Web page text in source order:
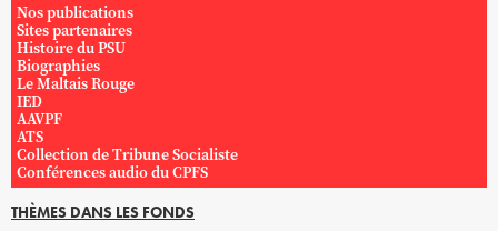
Nos publications
Sites partenaires
Histoire du PSU
Biographies
Le Maltais Rouge
IED
AAVPF
ATS
Collection de Tribune Socialiste
Conférences audio du CPFS
THÈMES DANS LES FONDS